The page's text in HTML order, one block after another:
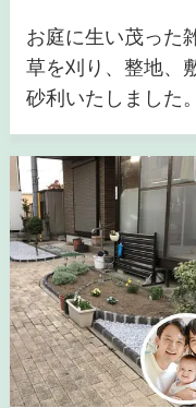
お庭に生い茂った
草を刈り、整地、
砂利いたしました。